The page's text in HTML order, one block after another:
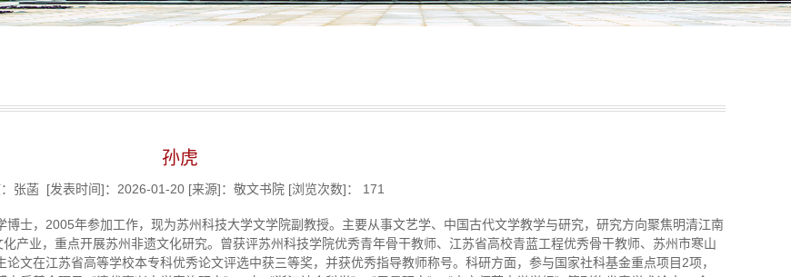
孙虎
张菡 [发表时间]：2026-01-20 [来源]：敬文书院 [浏览次数]： 171
士，2005年参加工作，现为苏州科技大学文学院副教授。主要从事文艺学、中国古代文学教学与研究，研究方向聚焦明清江南
产业，重点开展苏州非遗文化研究。曾获评苏州科技学院优秀青年骨干教师、江苏省高校青蓝工程优秀骨干教师、苏州市寒山
文在江苏省高等学校本专科优秀论文评选中获三等奖，并获优秀指导教师称号。科研方面，参与国家社科基金重点项目2项，